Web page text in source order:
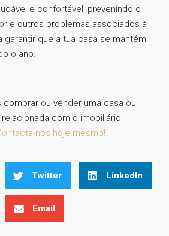
e confortável, prevenindo o
e outros problemas associados à
garantir que a tua casa se mantém
o ano.
comprar ou vender uma casa ou
com o imobiliário,
nos hoje mesmo!
Twitter LinkedIn
Email